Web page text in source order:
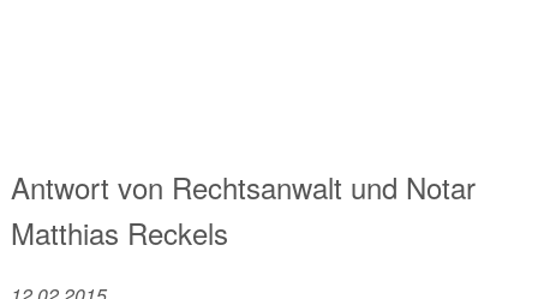
Antwort von Rechtsanwalt und Notar
Matthias Reckels